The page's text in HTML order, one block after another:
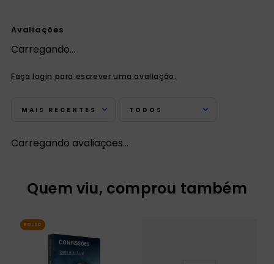
Avaliações
Carregando…
Faça login para escrever uma avaliação.
MAIS RECENTES TODOS
Carregando avaliações…
Quem viu, comprou também
BOLSO